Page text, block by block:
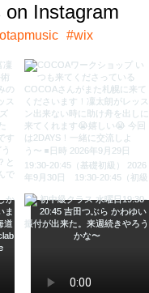
on Instagram
#wix